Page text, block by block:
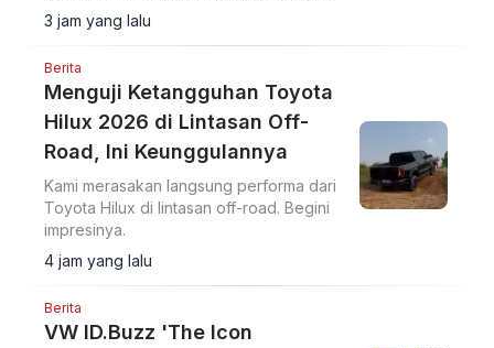
upgrade desain bumper G-nose
terinspirasi generasi S30.
3 jam yang lalu
Berita
Menguji Ketangguhan Toyota
Hilux 2026 di Lintasan Off-
Road, Ini Keunggulannya
Kami merasakan langsung performa dari
Toyota Hilux di lintasan off-road. Begini
impresinya.
4 jam yang lalu
Berita
VW ID.Buzz 'The Icon